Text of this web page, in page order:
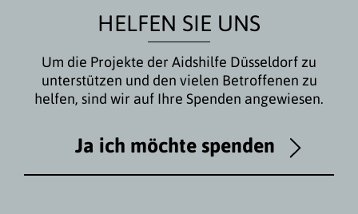
HELFEN SIE UNS
Um die Projekte der Aidshilfe Düsseldorf zu
unterstützen und den vielen Betroffenen zu
helfen, sind wir auf Ihre Spenden angewiesen.
Ja ich möchte spenden